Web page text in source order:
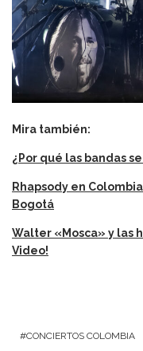
Mira también:
¿Por qué las bandas
Rhapsody en
Bogotá
Walter «Mosca» y las
Video!
CONCIERTOS COLOMBIA